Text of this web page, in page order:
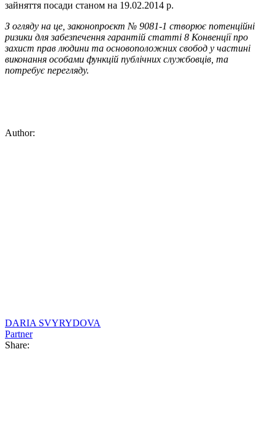
зайняття посади станом на 19.02.2014 р.
З огляду на це, законопроєкт № 9081-1 створює потенційні
ризики для забезпечення гарантій статті 8 Конвенції про
захист прав людини та основоположних свобод у частині
виконання особами функцій публічних службовців, та
потребує перегляду.
Author:
DARIA SVYRYDOVA
Partner
Share: